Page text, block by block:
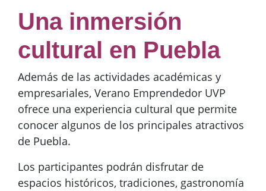
Una inmersión
cultural en Puebla
Además de las actividades académicas y
empresariales, Verano Emprendedor UVP
ofrece una experiencia cultural que permite
conocer algunos de los principales atractivos
de Puebla.
Los participantes podrán disfrutar de
espacios históricos, tradiciones, gastronomía